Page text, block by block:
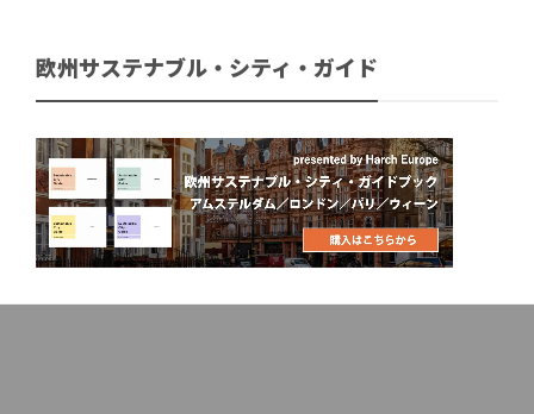
欧州サステナブル・シティ・ガイド